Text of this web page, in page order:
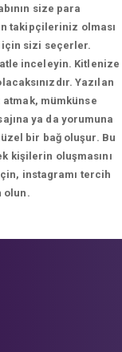
size para
takipçileriniz olması
için sizi seçerler.
inceleyin. Kitlenize
Yazılan
mümkünse
ya da yorumuna
bir bağ oluşur. Bu
kişilerin oluşmasını
instagramı tercih
olun.